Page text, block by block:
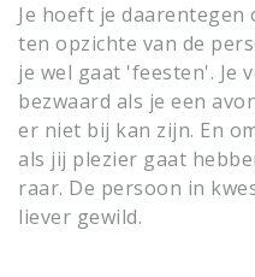
Je hoeft je
ten opzichte van de
je wel gaat 'feesten'. Je
bezwaard als je een
er niet bij kan zijn. En
als jij plezier gaat
raar. De persoon in
liever gewild.